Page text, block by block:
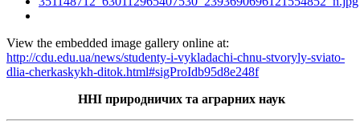
View the embedded image gallery online at:
http://cdu.edu.ua/news/studenty-i-vykladachi-chnu-stvoryly-sviato-
dlia-cherkaskykh-ditok.html#sigProIdb95d8e248f
ННІ природничих та аграрних наук